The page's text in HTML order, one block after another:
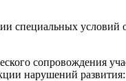
специальных условий
сопровождения
нарушений развития: